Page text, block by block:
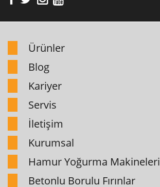
Ürünler
Blog
Kariyer
Servis
İletişim
Kurumsal
Hamur Yoğurma Makineleri
Betonlu Borulu Fırınlar